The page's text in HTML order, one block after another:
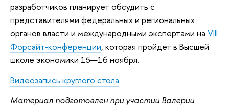
разработчиков планирует обсудить с
представителями федеральных и региональных
органов власти и международными экспертами на VIII
Форсайт-конференции, которая пройдет в Высшей
школе экономики 15—16 ноября.
Видеозапись круглого стола
Материал подготовлен при участии Валерии